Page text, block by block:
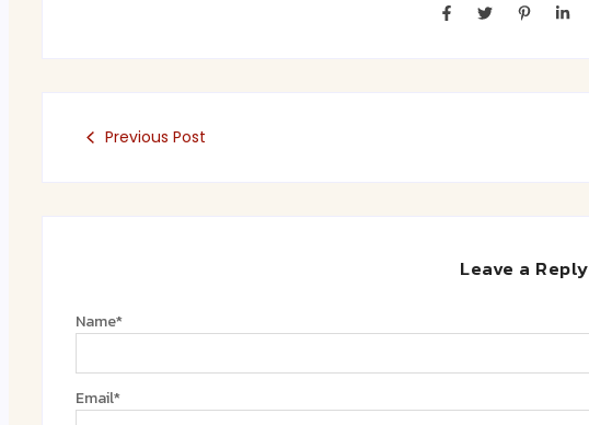
Previous Post
Leave a Reply
Name*
Email*